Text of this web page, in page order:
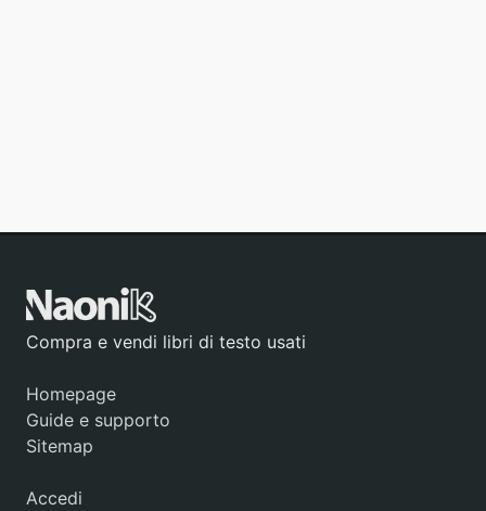
Compra e vendi libri di testo usati
Homepage
Guide e supporto
Sitemap
Accedi